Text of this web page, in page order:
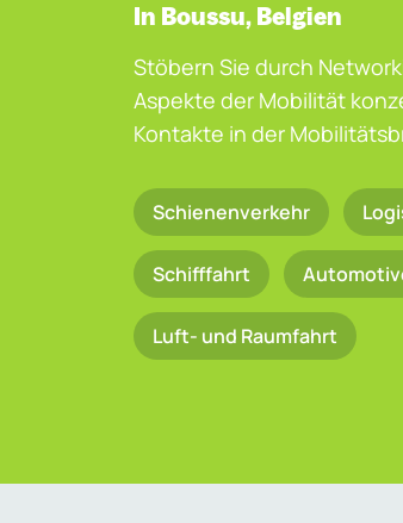
In Boussu, Belgien
Stöbern Sie durch
Aspekte der Mobilität
Kontakte in der
Schienenverkehr
Schifffahrt
Luft- und Raumfahrt